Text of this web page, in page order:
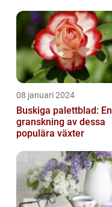
08 januari 2024
Buskiga palettblad: En
granskning av dessa
populära växter